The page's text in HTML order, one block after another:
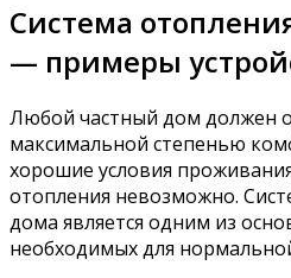
Система
— примеры
Любой частный дом должен
максимальной степенью
хорошие условия
отопления невозможно.
дома является одним из
необходимых для